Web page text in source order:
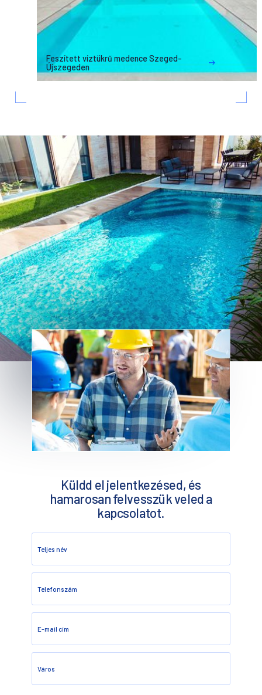
Feszített víztükrű medence Szeged-
Újszegeden
Küldd el jelentkezésed, és
hamarosan felvesszük veled a
kapcsolatot.
Teljes név
Telefonszám
E-mail cím
Város